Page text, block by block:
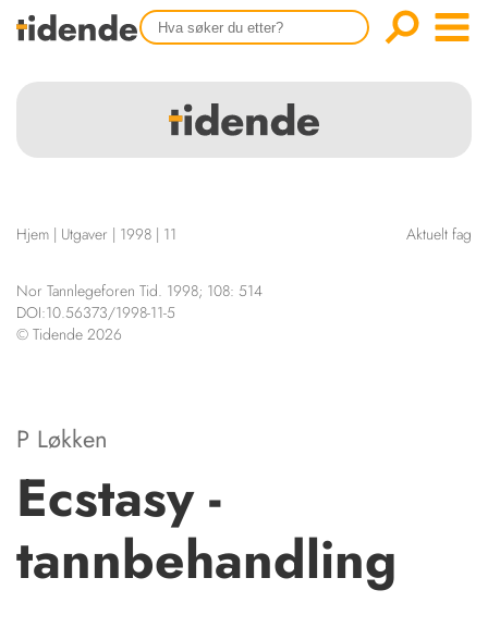
Tidligere utgaver
HENVISNINGER
KURSKALENDER
STILLINGER
KJØP & SALG
KONTAKT
Scientific articles
Hjem | Utgaver | 1998 | 11 Aktuelt fag
Nor Tannlegeforen Tid. 1998; 108: 514
DOI:10.56373/1998-11-5
© Tidende 2026
P Løkken
Ecstasy -
tannbehandling